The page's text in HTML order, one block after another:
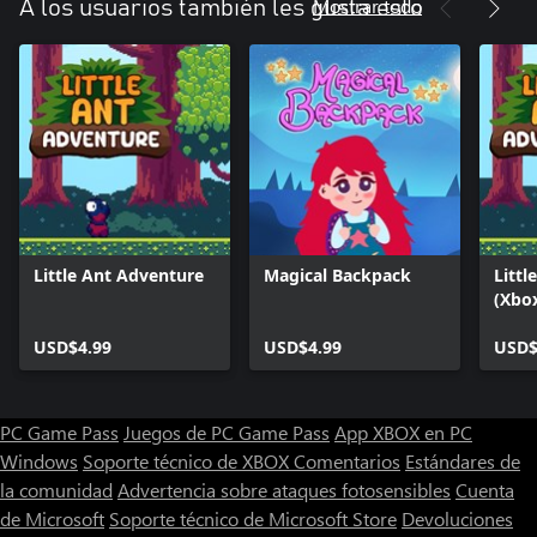
marcadores. ¡La acción siempre se mantendrá fresca y
Colecciona, personaliza, conduce y mejora más de 50 autos reales
de las marcas más renombradas a nivel internacional: superautos
de Lamborghini y McLaren, autos Muscle estadounidenses de
Chevrolet y Dodge, deportivos de BMW y Porsche y autos
urbanos de Nissan y Ford. ¡Arma tu propio taller con vehículos de
todas estas categorías para enfrentarte a los jefes del modo
A los usuarios también les gusta esto
Little Ant Adventure
USD$4.99
Magical Backpack
USD$4.99
PC Game Pass Juegos de PC Game Pass App XBOX en PC
Windows Soporte técnico de XBOXComentarios Estándares de
la comunidad Advertencia sobre ataques fotosensibles Cuenta
de Microsoft Soporte técnico de Microsoft Store Devoluciones